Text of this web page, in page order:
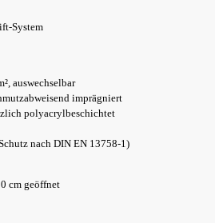
System
auswechselbar
imprägniert
polyacrylbeschichtet
nach DIN EN 13758-1)
cm geöffnet